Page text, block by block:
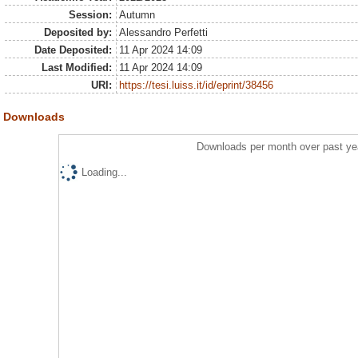
Session:
Autumn
Deposited by:
Alessandro Perfetti
Date Deposited:
11 Apr 2024 14:09
Last Modified:
11 Apr 2024 14:09
URI:
https://tesi.luiss.it/id/eprint/38456
Downloads
Downloads per month over past
Loading...